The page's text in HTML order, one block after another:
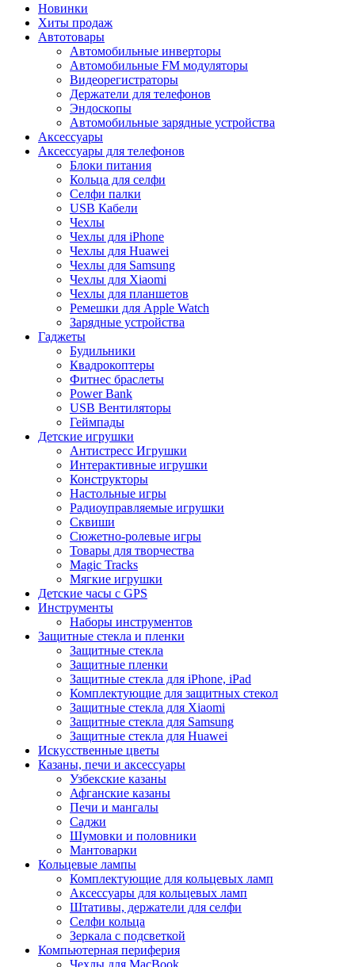
Новинки
Хиты продаж
Автотовары
Автомобильные инверторы
Автомобильные FM модуляторы
Видеорегистраторы
Держатели для телефонов
Эндоскопы
Автомобильные зарядные устройства
Аксессуары
Аксессуары для телефонов
Блоки питания
Кольца для селфи
Селфи палки
USB Кабели
Чехлы
Чехлы для iPhone
Чехлы для Huawei
Чехлы для Samsung
Чехлы для Xiaomi
Чехлы для планшетов
Ремешки для Apple Watch
Зарядные устройства
Гаджеты
Будильники
Квадрокоптеры
Фитнес браслеты
Power Bank
USB Вентиляторы
Геймпады
Детские игрушки
Антистресс Игрушки
Интерактивные игрушки
Конструкторы
Настольные игры
Радиоуправляемые игрушки
Сквиши
Сюжетно-ролевые игры
Товары для творчества
Magic Tracks
Мягкие игрушки
Детские часы с GPS
Инструменты
Наборы инструментов
Защитные стекла и пленки
Защитные стекла
Защитные пленки
Защитные стекла для iPhone, iPad
Комплектующие для защитных стекол
Защитные стекла для Xiaomi
Защитные стекла для Samsung
Защитные стекла для Huawei
Искусственные цветы
Казаны, печи и аксессуары
Узбекские казаны
Афганские казаны
Печи и мангалы
Саджи
Шумовки и половники
Мантоварки
Кольцевые лампы
Комплектующие для кольцевых ламп
Аксессуары для кольцевых ламп
Штативы, держатели для селфи
Селфи кольца
Зеркала с подсветкой
Компьютерная периферия
Чехлы для MacBook